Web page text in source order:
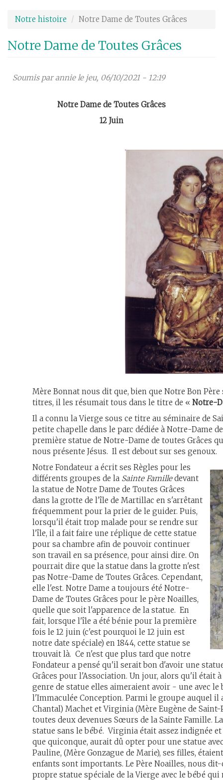
Notre histoire Notre Dame de Toutes Grâces
Notre Dame de Toutes Grâces
Soumis paranniele jeu, 06/10/2021 - 12:19
Notre Dame de Toutes Grâces
12 Juin
Mère Bonnat nous dit que, bien que Notre Bon
titres, il les résumait tous dans le titre de « Notre-
Il a connu la Vierge sous ce titre au séminaire de
petite chapelle dans le parc dédiée à Notre-Dame
première statue de Notre-Dame de toutes Grâces
nous présente Jésus. Il est debout sur ses genoux.
Notre Fondateur a écrit ses Règles pour les
différents groupes de la Sainte Familledevant
la statue de Notre Dame de Toutes Grâces
dans la grotte de l'île de Martillac en s'arrêtant
fréquemment pour la prier de le guider. Puis,
lorsqu'il était trop malade pour se rendre sur
l'île, il a fait faire une réplique de cette statue
pour sa chambre afin de pouvoir continuer
son travail en sa présence, pour ainsi dire. On
pourrait dire que la statue dans la grotte n'est
pas Notre-Dame de Toutes Grâces. Cependant,
elle l'est. Notre Dame a toujours été Notre-
Dame de Toutes Grâces pour le père Noailles,
quelle que soit l'apparence de la statue. En
fait, lorsque l'île a été bénie pour la première
fois le 12 juin (c'est pourquoi le 12 juin est
notre date spéciale) en 1844, cette statue se
trouvait là. Ce n'est que plus tard que notre
Fondateur a pensé qu'il serait bon d'avoir une
Grâces pour l'Association. Un jour, alors qu'il était
genre de statue elles aimeraient avoir - une avec le
l'Immaculée Conception. Parmi le groupe auquel il
Chantal) Machet et Virginia (Mère Eugène de
toutes deux devenues Sœurs de la Sainte Famille.
statue sans le bébé. Virginia était assez indignée
que quiconque, aurait dû opter pour une statue
Pauline, (Mère Gonzague de Marie), ses filles,
enfants sont importants. Le Père Noailles, nous
propre statue spéciale de la Vierge avec le bébé